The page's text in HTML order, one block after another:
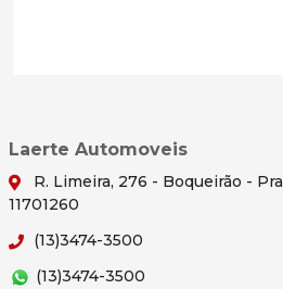
Laerte Automoveis
R. Limeira, 276 - Boqueirão -
11701260
(13)3474-3500
(13)3474-3500